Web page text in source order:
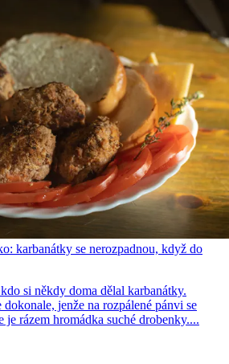
karbanátky se nerozpadnou, když do
si někdy doma dělal karbanátky.
jenže na rozpálené pánvi se
je rázem hromádka suché drobenky....